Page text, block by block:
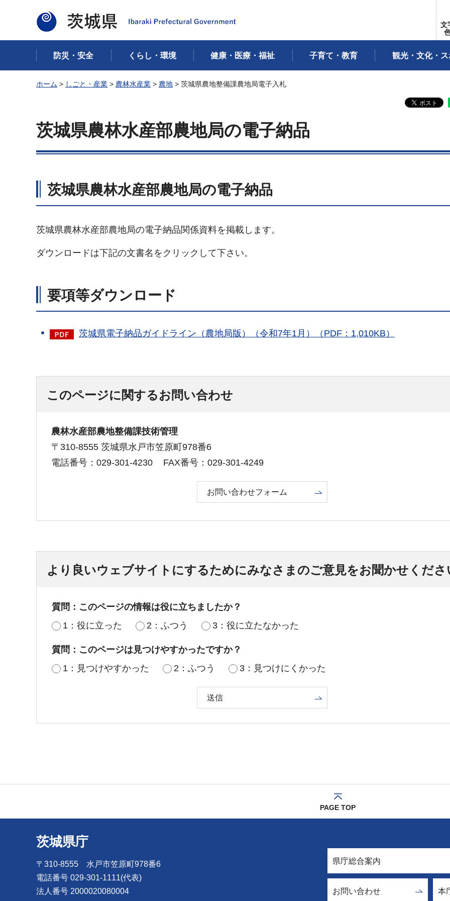
茨城県
文
防災・安全 くらし・環境 健康・医療・福祉 子育て・教育 観光・文化・
ホーム > しごと・産業 > 農林水産業 > 農地 > 茨城県農地整備課農地局電子入札
茨城県農林水産部農地局の電子納品
茨城県農林水産部農地局の電子納品
茨城県農林水産部農地局の電子納品関係資料を掲載します。
ダウンロードは下記の文書名をクリックして下さい。
要項等ダウンロード
茨城県電子納品ガイドライン（農地局版）（令和7年1月）（PDF：1,010KB）
このページに関するお問い合わせ
農林水産部農地整備課技術管理
〒310-8555 茨城県水戸市笠原町978番6
電話番号：029-301-4230
FAX番号：029-301-4249
お問い合わせフォーム
より良いウェブサイトにするためにみなさまのご意見をお聞かせくださ
質問：このページの情報は役に立ちましたか？
1：役に立った
2：ふつう 3：役に立たなかった
質問：このページは見つけやすかったですか？
1：見つけやすかった
2：ふつう 3：見つけにくかった
PAGE TOP
茨城県庁
〒310-8555 水戸市笠原町978番6
電話番号 029-301-1111(代表)
法人番号 2000020080004
県庁総合案内
お問い合わせ 本